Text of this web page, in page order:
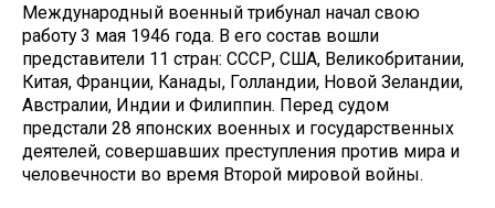
Международный военный трибунал начал свою
работу 3 мая 1946 года. В его состав вошли
представители 11 стран: СССР, США, Великобритании,
Китая, Франции, Канады, Голландии, Новой Зеландии,
Австралии, Индии и Филиппин. Перед судом
предстали 28 японских военных и государственных
деятелей, совершавших преступления против мира и
человечности во время Второй мировой войны.